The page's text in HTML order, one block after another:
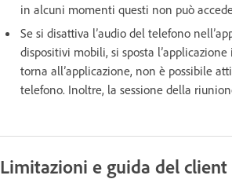
in alcuni momenti questi non può
Se si disattiva l’audio del telefono
dispositivi mobili, si sposta
torna all’applicazione, non è possibile
telefono. Inoltre, la sessione della
Limitazioni e guida del